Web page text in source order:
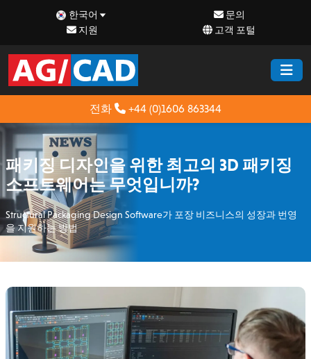
한국어
문의
지원
고객 포털
전화 +44 (0)1606 863344
패키징 디자인을 위한 최고의 3D 패키징
소프트웨어는 무엇입니까?
Structural Packaging Design Software가 포장 비즈니스의 성장과 번영
을 지원하는 방법